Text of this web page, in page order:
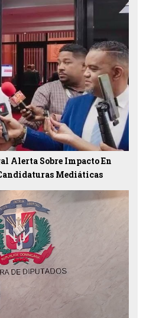
Alerta Sobre Impacto En
Mediáticas